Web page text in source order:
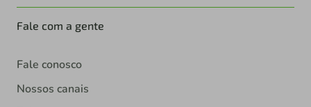
Fale com a gente
Fale conosco
Nossos canais